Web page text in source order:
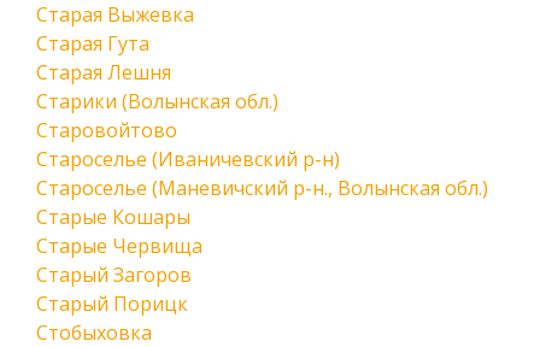
Старая Выжевка
Старая Гута
Старая Лешня
Старики (Волынская обл.)
Старовойтово
Староселье (Иваничевский р-н)
Староселье (Маневичский р-н., Волынская обл.)
Старые Кошары
Старые Червища
Старый Загоров
Старый Порицк
Стобыховка